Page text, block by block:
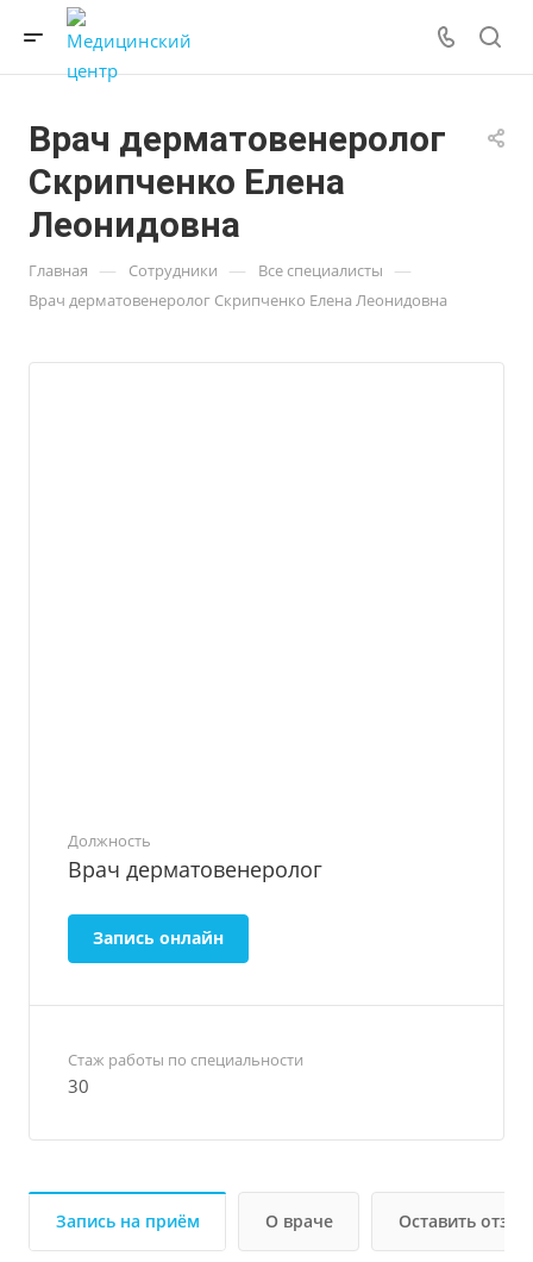
Врач дерматовенеролог
Скрипченко Елена
Леонидовна
Главная — Сотрудники — Все специалисты —
Врач дерматовенеролог Скрипченко Елена Леонидовна
Должность
Врач дерматовенеролог
Запись онлайн
Стаж работы по специальности
30
Запись на приём О враче Оставить отзыв